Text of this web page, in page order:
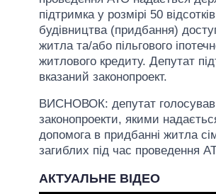
підтримка у розмірі 50
будівництва (придбання)
житла та/або пільгового
житлового кредиту. Депутат
вказаний законопроект.
ВИСНОВОК: депутат
законопроекти, якими
допомога в придбанні житла
загиблих під час проведення
АКТУАЛЬНЕ ВІДЕО